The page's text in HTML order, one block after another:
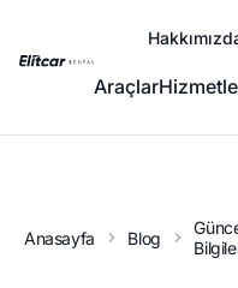
Araçlar
Anasayfa Blog